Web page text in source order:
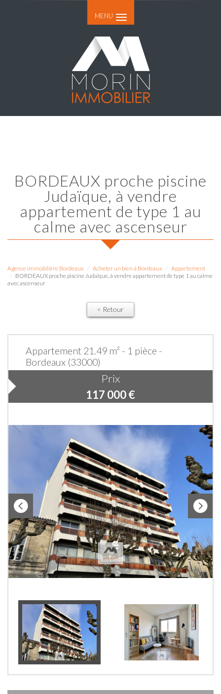
MENU
BORDEAUX proche piscine
Judaïque, à vendre
appartement de type 1 au
calme avec ascenseur
Agence immobilière Bordeaux Acheter un bien à Bordeaux
Appartement
BORDEAUX proche piscine Judaïque, à vendre appartement de type 1 au calme
avec ascenseur
< Retour
Appartement 21.49 m² - 1 pièce -
Bordeaux (33000)
Prix
117 000€